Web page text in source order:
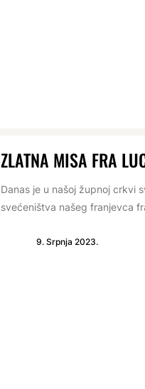
ZLATNA MISA FRA
Danas je u našoj župnoj crkvi
svećeništva našeg franjevca
9. Srpnja 2023.